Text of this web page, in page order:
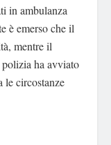
in ambulanza
è emerso che il
mentre il
ha avviato
le circostanze